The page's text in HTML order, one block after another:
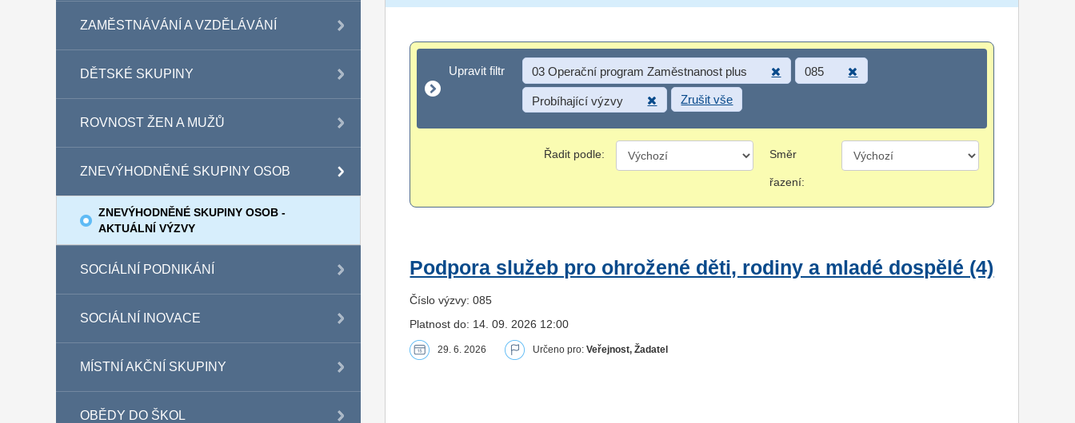
ZAMĚSTNÁVÁNÍ A VZDĚLÁVÁNÍ
DĚTSKÉ SKUPINY
ROVNOST ŽEN A MUŽŮ
ZNEVÝHODNĚNÉ SKUPINY OSOB
ZNEVÝHODNĚNÉ SKUPINY OSOB -
AKTUÁLNÍ VÝZVY
SOCIÁLNÍ PODNIKÁNÍ
SOCIÁLNÍ INOVACE
MÍSTNÍ AKČNÍ SKUPINY
OBĚDY DO ŠKOL
Upravit filtr
Upravit filtr 03 Operační program Zaměstnanost plus 085
Probíhající výzvy Zrušit vše
Řadit podle: Směr
řazení:
Podpora služeb pro ohrožené děti, rodiny a mladé dospělé (4)
Číslo výzvy: 085
Platnost do: 14. 09. 2026 12:00
29. 6. 2026 Určeno pro:Veřejnost, Žadatel